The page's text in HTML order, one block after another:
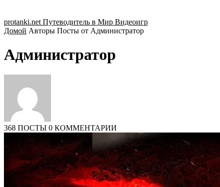
protanki.net Путеводитель в Мир Видеоигр
Домой Авторы Посты от Администратор
Администратор
368 ПОСТЫ 0 КОММЕНТАРИИ